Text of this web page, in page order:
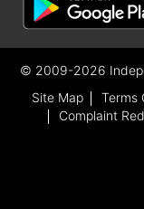
© 2009-2026
Site Map
Terms
Complaint